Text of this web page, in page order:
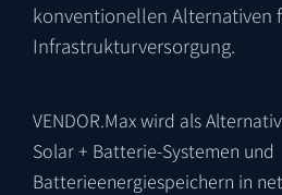
konventionellen Alternativen
Infrastrukturversorgung.
VENDOR.Max wird als
Solar + Batterie-Systemen und
Batterieenergiespeichern in